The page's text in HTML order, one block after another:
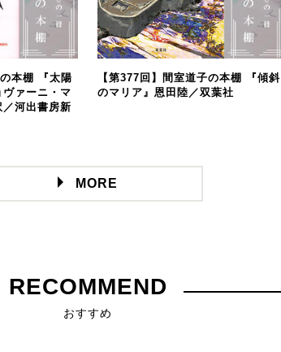
本棚 『太陽
ァーニ・マ
河出書房新
【第377回】間室道子の本棚 『傾斜
のマリア』恩田陸／双葉社
MORE
RECOMMEND
おすすめ